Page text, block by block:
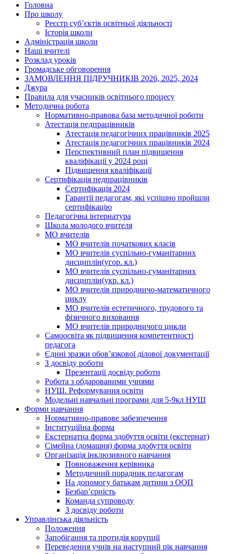
Головна
Про школу
Реєстр суб’єктів освітньої діяльності
Історія школи
Адміністрація школи
Наші вчителі
Розклад уроків
Громадське обговорення
ЗАМОВЛЕННЯ ПІДРУЧНИКІВ 2026, 2025, 2024
Джура
Правила для учасників освітнього процесу
Методична робота
Нормативно-правова база методичної роботи
Атестація педпрацівників
Атестація педагогічних працівників 2025
Атестація педагогічних працівників 2024
Перспективний план підвищення
кваліфікації у 2024 році
Підвищення кваліфікації
Сертифікація педпрацівників
Сертифікація 2024
Гарантії педагогам, які успішно пройшли
сертифікацію
Педагогічна інтернатура
Школа молодого вчителя
МО вчителів
МО вчителів початкових класів
МО вчителів суспільно-гуманітарних
дисциплін(угор. кл.)
МО вчителів суспільно-гуманітарних
дисциплін(укр. кл.)
МО вчителів природничо-математичного
циклу
МО вчителів естетичного, трудового та
фізичного виховання
МО вчителів природничого цикли
Самоосвіта як підвищення компетентності
педагога
Єдині зразки обов’язкової ділової документації
З досвіду роботи
Презентації досвіду роботи
Робота з обдарованими учнями
НУШ. Реформування освіти
Модельні навчальні програми для 5-9кл НУШ
Форми навчання
Нормативно-правове забезпечення
Інституційна форма
Екстернатна форма здобуття освіти (екстернат)
Сімейна (домашня) форма здобуття освіти
Організація інклюзивного навчання
Повноваження керівника
Методичний порадник педагогам
На допомогу батькам дитини з ООП
Безбар’єрність
Команда супроводу
З досвіду роботи
Управлінська діяльність
Положення
Запобігання та протидія корупції
Переведення учнів на наступний рік навчання